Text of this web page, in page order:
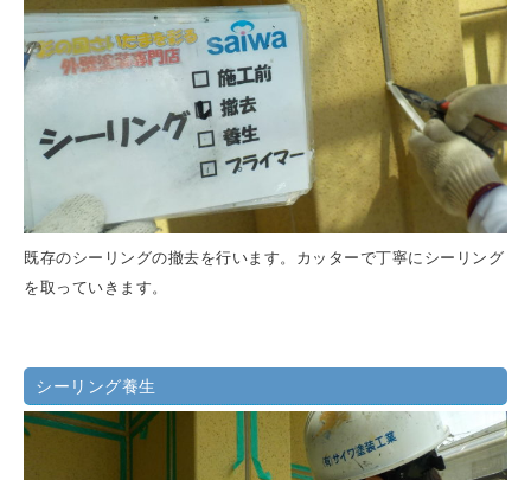
既存のシーリングの撤去を行います。カッターで丁寧にシーリング
を取っていきます。
シーリング養生